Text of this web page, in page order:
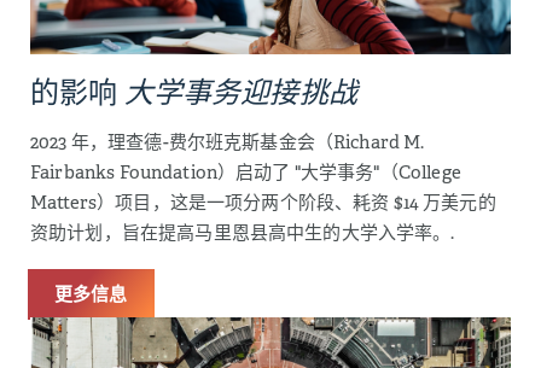
的影响 大学事务迎接挑战
2023 年，理查德-费尔班克斯基金会（Richard M.
Fairbanks Foundation）启动了 "大学事务"（College
Matters）项目，这是一项分两个阶段、耗资 $14 万美元的
资助计划，旨在提高马里恩县高中生的大学入学率。.
更多信息